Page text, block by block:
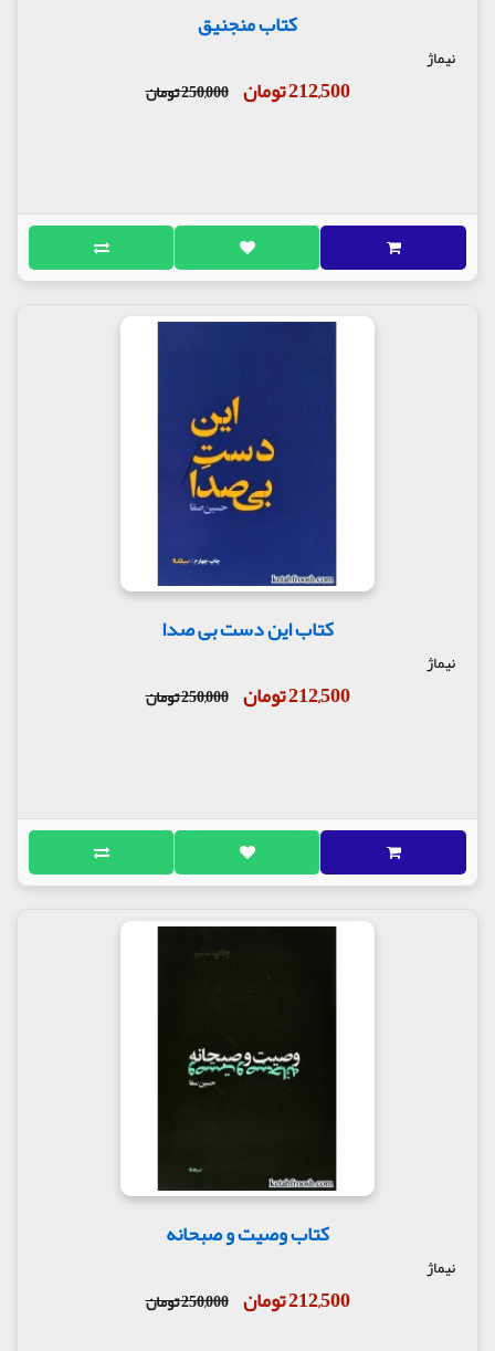
کتاب منجنیق
نیماژ
212,500 تومان 250,000 تومان
کتاب این دست بی صدا
نیماژ
212,500 تومان 250,000 تومان
کتاب وصیت و صبحانه
نیماژ
212,500 تومان 250,000 تومان